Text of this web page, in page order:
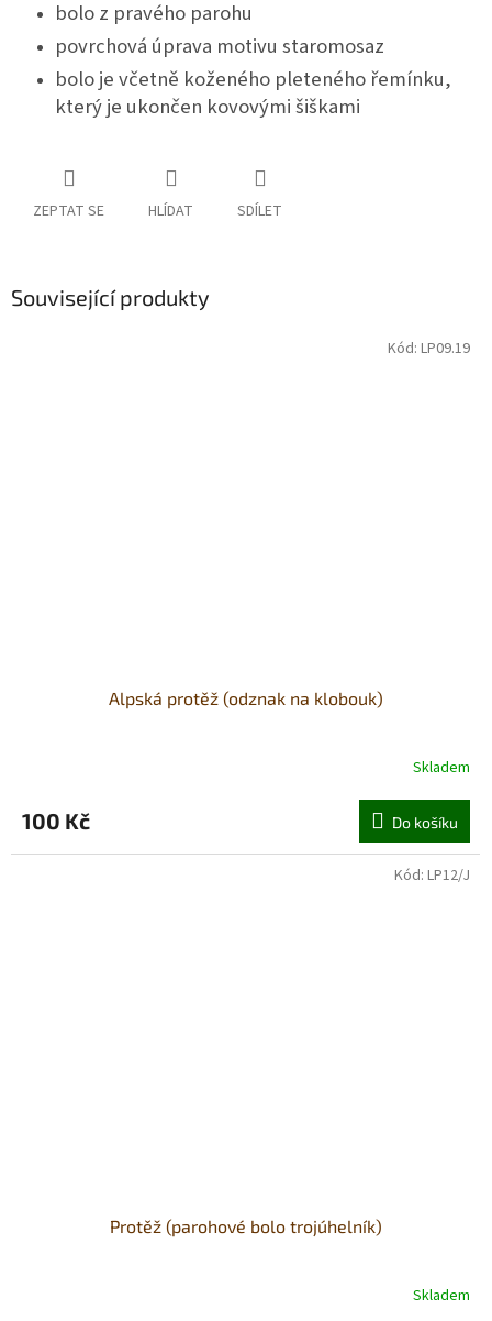
bolo z pravého parohu
povrchová úprava motivu staromosaz
bolo je včetně koženého pleteného řemínku,
který je ukončen kovovými šiškami
ZEPTAT SE HLÍDAT SDÍLET
Související produkty
Alpská protěž (odznak na klobouk)
Skladem
100 Kč Do košíku
Kód: LP09.19
Protěž (parohové bolo trojúhelník)
Skladem
Kód: LP12/J